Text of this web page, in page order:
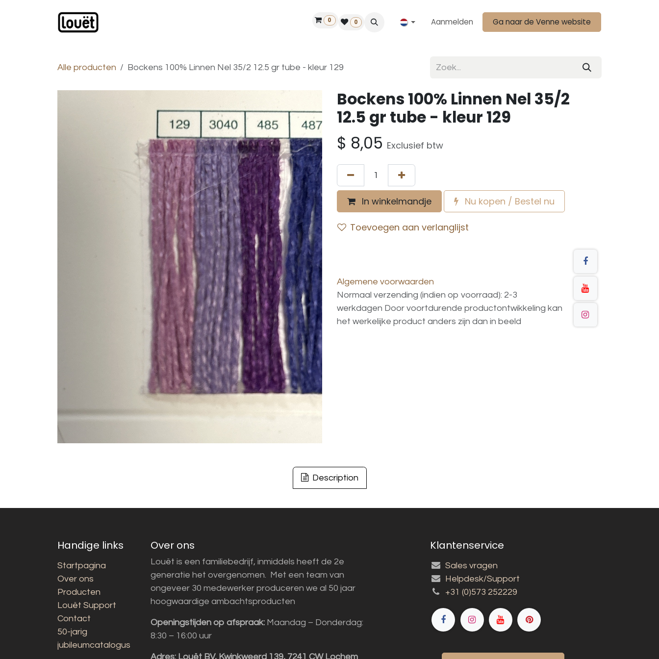
Vind een dealer
0 0 Aanmelden Ga naar de Venne website
Alle producten Bockens 100% Linnen Nel 35/2 12.5 gr tube - kleur 129
Bockens 100% Linnen Nel 35/2
12.5 gr tube - kleur 129
$ 8,05 Exclusief btw
In winkelmandje Nu kopen / Bestel nu
Toevoegen aan verlanglijst
Algemene voorwaarden
Normaal verzending (indien op voorraad): 2-3
werkdagen Door voortdurende productontwikkeling kan
het werkelijke product anders zijn dan in beeld
Description
Handige links
Startpagina
Over ons
Producten
Louët Support
Contact
50-jarig
jubileumcatalogus
Over ons
Louët is een familiebedrijf, inmiddels heeft de 2e
generatie het overgenomen. Met een team van
ongeveer 30 medewerker produceren we al 50 jaar
hoogwaardige ambachtsproducten
Openingstijden op afspraak: Maandag – Donderdag:
8:30 – 16:00 uur
Adres: Louët BV, Kwinkweerd 139, 7241 CW Lochem
Klantenservice
Sales vragen
Helpdesk/Support
+31 (0)573 252229